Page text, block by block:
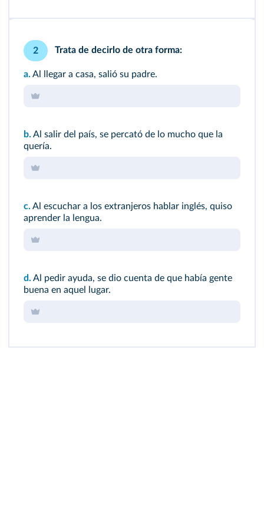
2 Trata de decirlo de otra forma:
a. Al llegar a casa, salió su padre.
b. Al salir del país, se percató de lo mucho que la
quería.
c. Al escuchar a los extranjeros hablar inglés, quiso
aprender la lengua.
d. Al pedir ayuda, se dio cuenta de que había gente
buena en aquel lugar.